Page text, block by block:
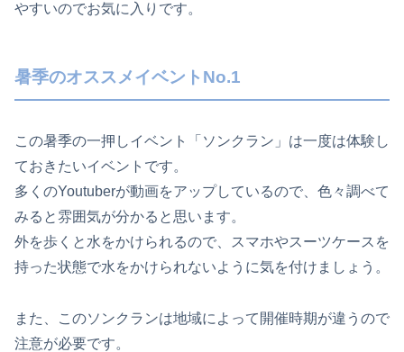
やすいのでお気に入りです。
暑季のオススメイベントNo.1
この暑季の一押しイベント「ソンクラン」は一度は体験し
ておきたいイベントです。
多くのYoutuberが動画をアップしているので、色々調べて
みると雰囲気が分かると思います。
外を歩くと水をかけられるので、スマホやスーツケースを
持った状態で水をかけられないように気を付けましょう。
また、このソンクランは地域によって開催時期が違うので
注意が必要です。